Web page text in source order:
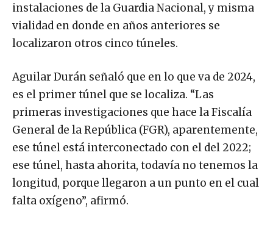
instalaciones de la Guardia Nacional, y misma
vialidad en donde en años anteriores se
localizaron otros cinco túneles.
Aguilar Durán señaló que en lo que va de 2024,
es el primer túnel que se localiza. “Las
primeras investigaciones que hace la Fiscalía
General de la República (FGR), aparentemente,
ese túnel está interconectado con el del 2022;
ese túnel, hasta ahorita, todavía no tenemos la
longitud, porque llegaron a un punto en el cual
falta oxígeno”, afirmó.